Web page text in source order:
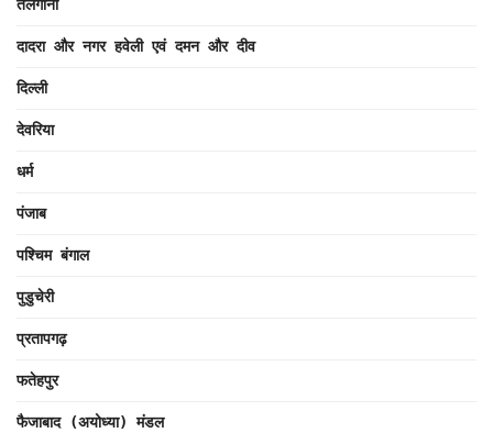
तेलंगाना
दादरा और नगर हवेली एवं दमन और दीव
दिल्ली
देवरिया
धर्म
पंजाब
पश्चिम बंगाल
पुडुचेरी
प्रतापगढ़
फतेहपुर
फैजाबाद (अयोध्या) मंडल